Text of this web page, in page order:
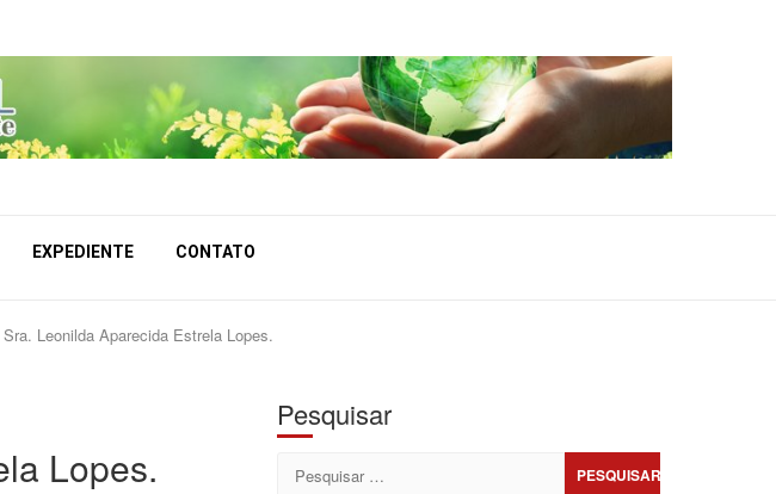
EXPEDIENTE CONTATO
Leonilda Aparecida Estrela Lopes.
Lopes.
Pesquisar
Pesquisar